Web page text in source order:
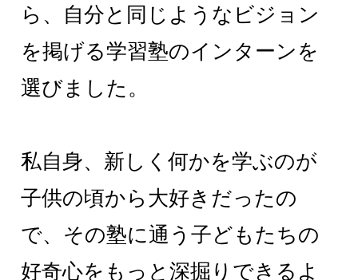
ら、自分と同じようなビジョン
を掲げる学習塾のインターンを
選びました。
私自身、新しく何かを学ぶのが
子供の頃から大好きだったの
で、その塾に通う子どもたちの
好奇心をもっと深掘りできるよ